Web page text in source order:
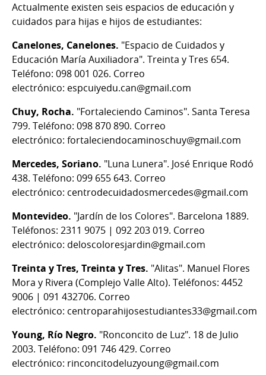
Actualmente existen seis espacios de educación y
cuidados para hijas e hijos de estudiantes:
Canelones, Canelones. "Espacio de Cuidados y
Educación María Auxiliadora". Treinta y Tres 654.
Teléfono: 098 001 026. Correo
electrónico: espcuiyedu.can@gmail.com
Chuy, Rocha. "Fortaleciendo Caminos". Santa Teresa
799. Teléfono: 098 870 890. Correo
electrónico: fortaleciendocaminoschuy@gmail.com
Mercedes, Soriano. "Luna Lunera". José Enrique Rodó
438. Teléfono: 099 655 643. Correo
electrónico: centrodecuidadosmercedes@gmail.com
Montevideo. "Jardín de los Colores". Barcelona 1889.
Teléfonos: 2311 9075 | 092 203 019. Correo
electrónico: deloscoloresjardin@gmail.com
Treinta y Tres, Treinta y Tres. "Alitas". Manuel Flores
Mora y Rivera (Complejo Valle Alto). Teléfonos: 4452
9006 | 091 432706. Correo
electrónico: centroparahijosestudiantes33@gmail.com
Young, Río Negro. "Ronconcito de Luz". 18 de Julio
2003. Teléfono: 091 746 429. Correo
electrónico: rinconcitodeluzyoung@gmail.com